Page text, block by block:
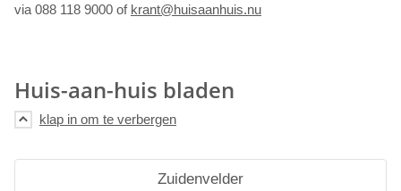
via 088 118 9000 of krant@huisaanhuis.nu
Huis-aan-huis bladen
Zuidenvelder